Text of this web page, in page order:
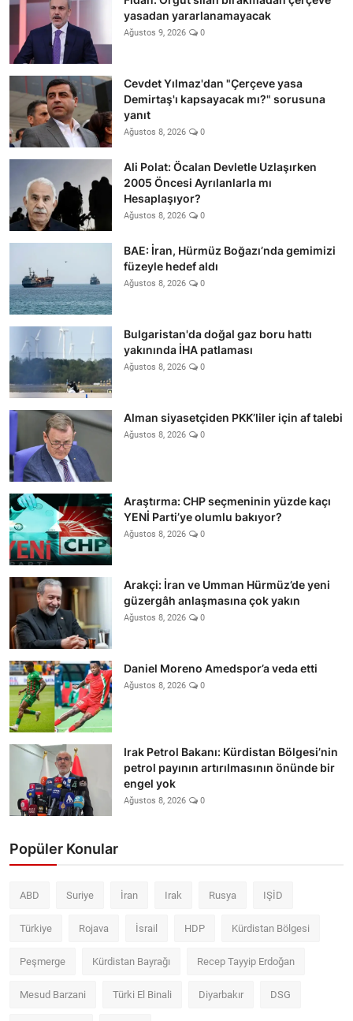
yasadan yararlanamayacak
Ağustos 9, 2026 0
Cevdet Yılmaz'dan "Çerçeve yasa
Demirtaş'ı kapsayacak mı?" sorusuna
yanıt
Ağustos 8, 2026 0
Ali Polat: Öcalan Devletle Uzlaşırken
2005 Öncesi Ayrılanlarla mı
Hesaplaşıyor?
Ağustos 8, 2026 0
BAE: İran, Hürmüz Boğazı’nda gemimizi
füzeyle hedef aldı
Ağustos 8, 2026 0
Bulgaristan'da doğal gaz boru hattı
yakınında İHA patlaması
Ağustos 8, 2026 0
Alman siyasetçiden PKK’liler için af talebi
Ağustos 8, 2026 0
Araştırma: CHP seçmeninin yüzde kaçı
YENİ Parti’ye olumlu bakıyor?
Ağustos 8, 2026 0
Arakçi: İran ve Umman Hürmüz’de yeni
güzergâh anlaşmasına çok yakın
Ağustos 8, 2026 0
Daniel Moreno Amedspor’a veda etti
Ağustos 8, 2026 0
Irak Petrol Bakanı: Kürdistan Bölgesi’nin
petrol payının artırılmasının önünde bir
engel yok
Ağustos 8, 2026 0
Popüler Konular
ABD Suriye İran Irak Rusya IŞİD
Türkiye Rojava İsrail HDP Kürdistan Bölgesi
Peşmerge Kürdistan Bayrağı Recep Tayyip Erdoğan
Mesud Barzani Türki El Binali Diyarbakır DSG